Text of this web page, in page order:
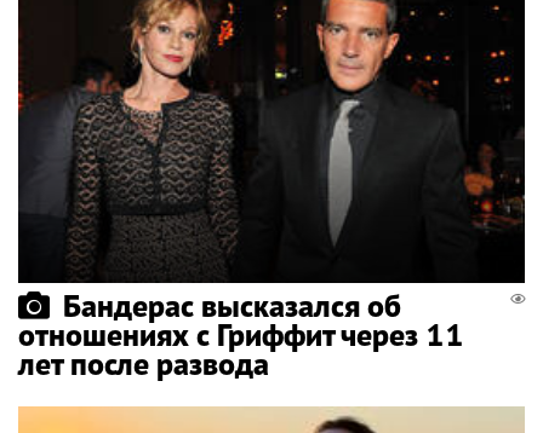
Бандерас высказался об
отношениях с Гриффит через 11
лет после развода